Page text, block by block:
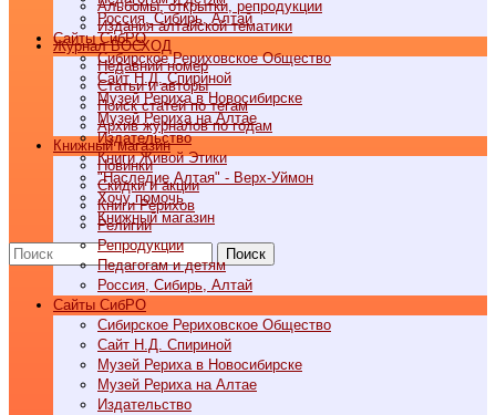
Россия, Сибирь, Алтай
Cайты СибРО
Сибирское Рериховское Общество
Сайт Н.Д. Спириной
Музей Рериха в Новосибирске
Музей Рериха на Алтае
Издательство
Книги Живой Этики
"Наследие Алтая" - Верх-Уймон
Хочу помочь
Книжный магазин
Поиск
Альбомы, открытки, репродукции
Издания алтайской тематики
Журнал ВОСХОД
Недавний номер
Статьи и авторы
Поиск статей по тегам
Архив журналов по годам
Книжный магазин
Новинки
Скидки и акции
Книги Рерихов
Религии
Репродукции
Педагогам и детям
Россия, Сибирь, Алтай
Cайты СибРО
Сибирское Рериховское Общество
Сайт Н.Д. Спириной
Музей Рериха в Новосибирске
Музей Рериха на Алтае
Издательство